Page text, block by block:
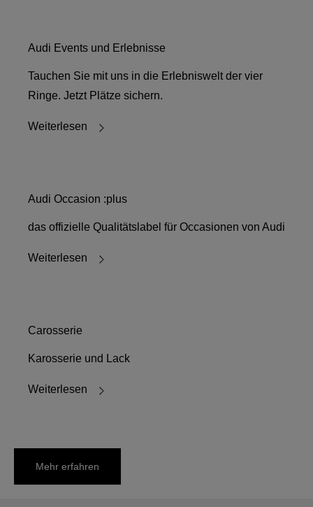
Audi Events und Erlebnisse
Tauchen Sie mit uns in die Erlebniswelt der vier
Ringe. Jetzt Plätze sichern.
Weiterlesen
Audi Occasion :plus
das offizielle Qualitätslabel für Occasionen von Audi
Weiterlesen
Carosserie
Karosserie und Lack
Weiterlesen
Mehr erfahren